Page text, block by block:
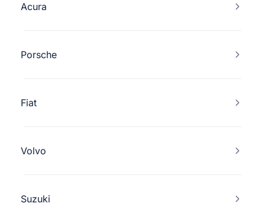
Acura
Porsche
Fiat
Volvo
Suzuki